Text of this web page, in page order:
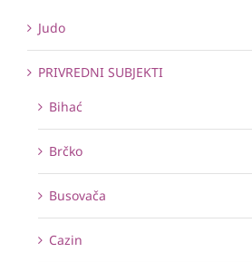
Judo
PRIVREDNI SUBJEKTI
Bihać
Brčko
Busovača
Cazin